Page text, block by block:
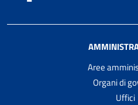
Aree
Organi di
Uffici